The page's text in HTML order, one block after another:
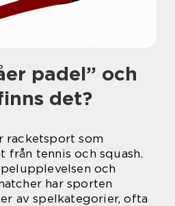
padel” och
det?
racketsport som
från tennis och squash.
och
har sporten
av spelkategorier, ofta